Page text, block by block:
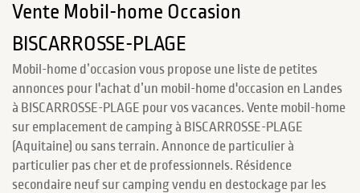
Vente Mobil-home Occasion
BISCARROSSE-PLAGE
Mobil-home d’occasion vous propose une liste de petites
annonces pour l'achat d’un mobil-home d'occasion en Landes
à BISCARROSSE-PLAGE pour vos vacances. Vente mobil-home
sur emplacement de camping à BISCARROSSE-PLAGE
(Aquitaine) ou sans terrain. Annonce de particulier à
particulier pas cher et de professionnels. Résidence
secondaire neuf sur camping vendu en destockage par les